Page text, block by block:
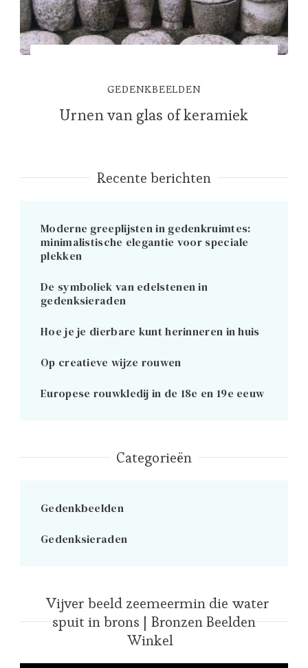
GEDENKBEELDEN
Urnen van glas of keramiek
Recente berichten
Moderne greeplijsten in gedenkruimtes:
minimalistische elegantie voor speciale
plekken
De symboliek van edelstenen in
gedenksieraden
Hoe je je dierbare kunt herinneren in huis
Op creatieve wijze rouwen
Europese rouwkledij in de 18e en 19e eeuw
Categorieën
Gedenkbeelden
Gedenksieraden
Vijver beeld zeemeermin die water
spuit in brons | Bronzen Beelden
Winkel